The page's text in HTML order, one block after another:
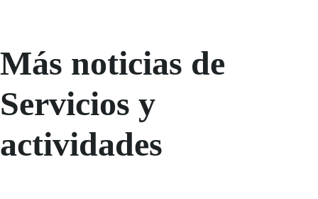
Más noticias de
Servicios y
actividades